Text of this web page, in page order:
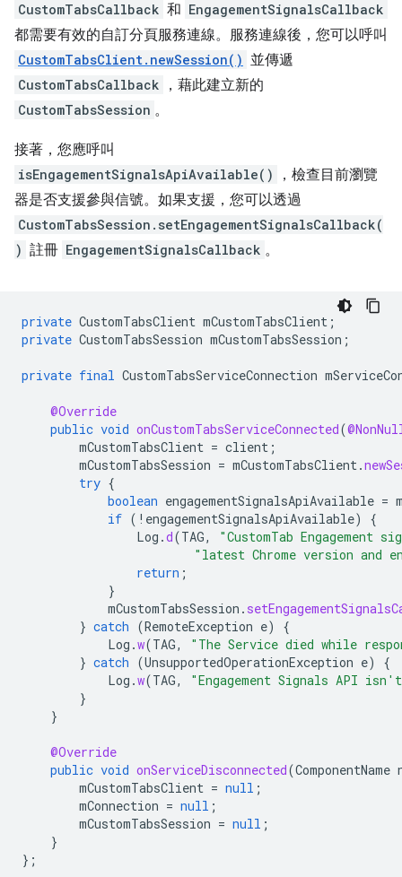
CustomTabsCallback 和 EngagementSignalsCallback
都需要有效的自訂分頁服務連線。服務連線後，您可以呼叫
CustomTabsClient.newSession() 並傳遞
CustomTabsCallback ，藉此建立新的
CustomTabsSession 。
接著，您應呼叫
isEngagementSignalsApiAvailable()
，檢查目前瀏覽
器是否支援參與信號。如果支援，您可以透過
CustomTabsSession.setEngagementSignalsCallback(
) 註冊 EngagementSignalsCallback 。
private CustomTabsClient mCustomTabsClient ;
private CustomTabsSession mCustomTabsSession ;
private final CustomTabsServiceConnection
@Override
public void onCustomTabsServiceConnected(
mCustomTabsClient = client ;
mCustomTabsSession = mCustomTabsClient.
try {
boolean engagementSignalsApiAvailable =
if ( ! engagementSignalsApiAvailable)
{
Log .d(TAG,
"CustomTab
"latest Chrome version and
return ;
}
mCustomTabsSession .
} catch (RemoteException e)
{
Log .w(TAG,
"The Service died while
} catch (UnsupportedOperationException e)
{
Log .w(TAG,
"Engagement Signals API
}
}
@Override
public void onServiceDisconnected(ComponentName
mCustomTabsClient = null ;
mConnection = null ;
mCustomTabsSession = null ;
}
};